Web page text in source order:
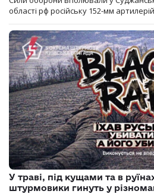
області рф російську 152-мм
У траві, під кущами та в
штурмовики гинуть у